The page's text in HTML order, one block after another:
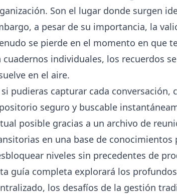
Son el lugar donde surgen
a pesar de su importancia, la
se pierde en el momento en que
cuadernos individuales, los recuerdos
en el aire.
si pudieras capturar cada
seguro y buscable
posible gracias a un archivo de
en una base de conocimientos
niveles sin precedentes de
guía completa explorará los
los desafíos de la gestión